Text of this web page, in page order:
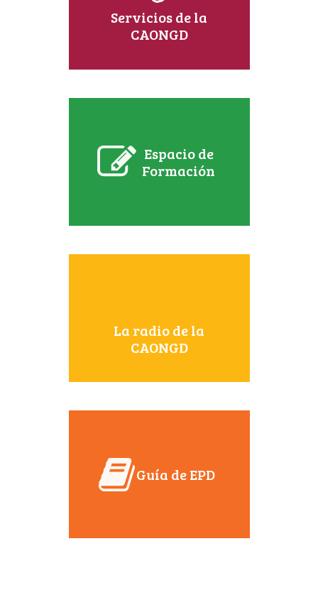
Servicios de la
CAONGD
Espacio de
Formación
La radio de la
CAONGD
Guía de EPD